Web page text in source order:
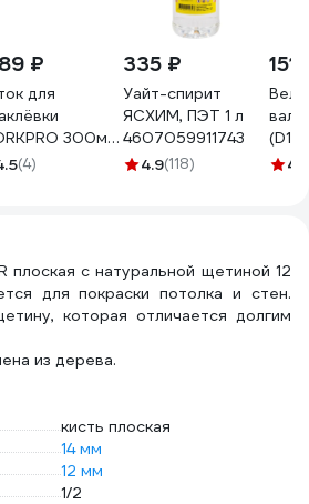
₽
для
300мм,
(4)
335 ₽
Уайт-спирит
ЯСХИМ, ПЭТ 1 л
4607059911743
4.9(118)
151
4 4.9
плоская с натуральной щетиной 12
для покраски потолка и стен.
которая отличается долгим
из дерева.
кисть плоская
14 мм
12 мм
1/2